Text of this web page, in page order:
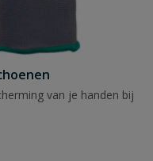
van je handen bij